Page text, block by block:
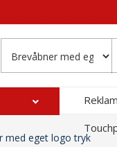
med eget logo tryk